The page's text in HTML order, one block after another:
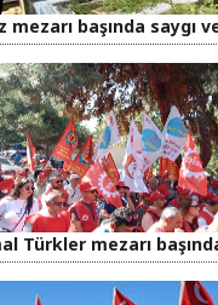
mezarı başında saygı
Türkler mezarı